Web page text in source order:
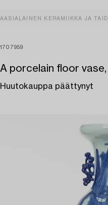
AASIALAINEN KERAMIIKKA JA
1707959
A porcelain floor vase,
Huutokauppa päättynyt